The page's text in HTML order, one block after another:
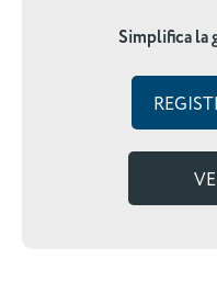
Simplifica la